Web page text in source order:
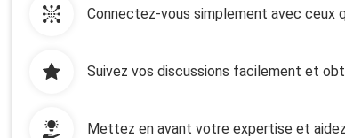
Connectez-vous simplement avec ceux
Suivez vos discussions facilement et
Mettez en avant votre expertise et